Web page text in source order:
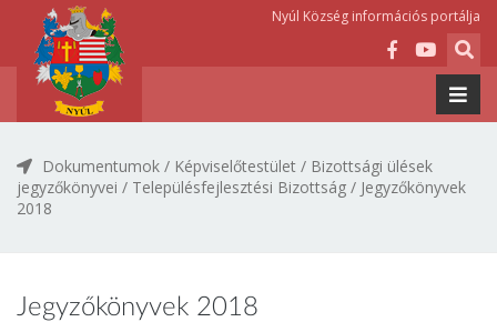
Nyúl Község információs portálja
Dokumentumok / Képviselőtestület / Bizottsági ülések
jegyzőkönyvei / Településfejlesztési Bizottság / Jegyzőkönyvek
2018
Jegyzőkönyvek 2018